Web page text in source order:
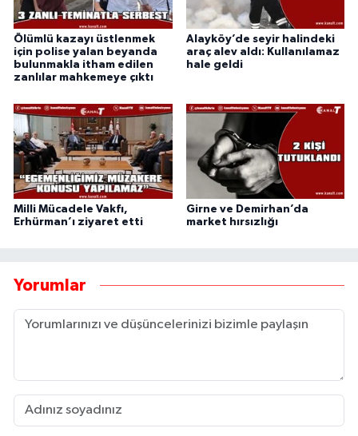
Ölümlü kazayı üstlenmek
için polise yalan beyanda
bulunmakla itham edilen
zanlılar mahkemeye çıktı
Alayköy’de seyir halindeki
araç alev aldı: Kullanılamaz
hale geldi
Milli Mücadele Vakfı,
Erhürman’ı ziyaret etti
Girne ve Demirhan’da
market hırsızlığı
Yorumlar